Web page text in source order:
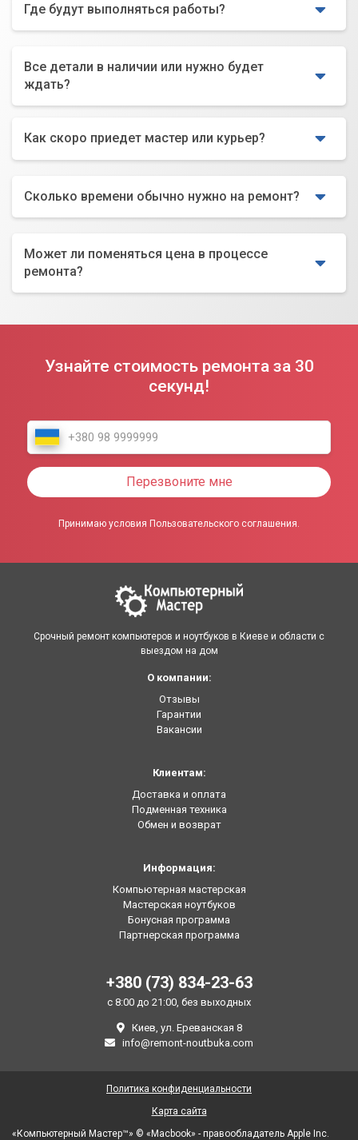
Где будут выполняться работы?
Все детали в наличии или нужно будет
ждать?
Как скоро приедет мастер или курьер?
Сколько времени обычно нужно на ремонт?
Может ли поменяться цена в процессе
ремонта?
Узнайте стоимость ремонта за 30
секунд!
Перезвоните мне
Принимаю условия Пользовательского соглашения.
Срочный ремонт компьютеров и ноутбуков в Киеве и области с
выездом на дом
О компании:
Отзывы
Гарантии
Вакансии
Клиентам:
Доставка и оплата
Подменная техника
Обмен и возврат
Информация:
Компьютерная мастерская
Мастерская ноутбуков
Бонусная программа
Партнерская программа
+380 (73) 834-23-63
с 8:00 до 21:00, без выходных
Киев, ул. Ереванская 8
info@remont-noutbuka.com
«Компьютерный Мастер™» © «Macbook» - правообладатель Apple Inc.
Политика конфиденциальности
Карта сайта